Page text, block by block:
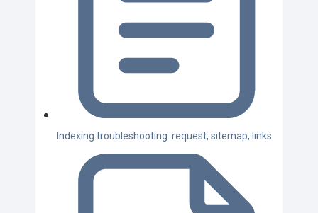
Indexing troubleshooting: request, sitemap, links